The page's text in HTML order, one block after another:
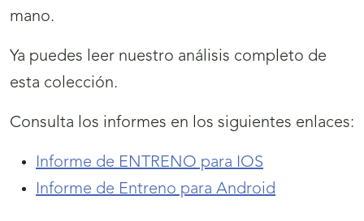
mano.
Ya puedes leer nuestro análisis completo de
esta colección.
Consulta los informes en los siguientes enlaces:
Informe de ENTRENO para IOS
Informe de Entreno para Android